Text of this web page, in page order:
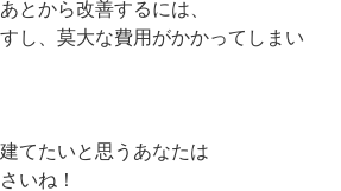
とから改善するには、
し、莫大な費用がかかってしまい
てたいと思うあなたは
いね！